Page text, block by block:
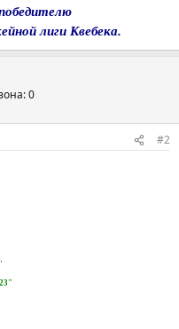
лиги Квебека.
0
#2